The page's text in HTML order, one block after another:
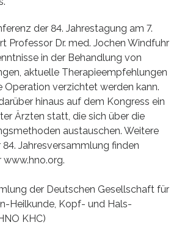
der 84. Jahrestagung am 7.
Professor Dr. med. Jochen Windfuhr
in der Behandlung von
aktuelle Therapieempfehlungen
Operation verzichtet werden kann.
hinaus auf dem Kongress ein
Ärzten statt, die sich über die
austauschen. Weitere
Jahresversammlung finden
www.hno.org.
der Deutschen Gesellschaft für
Heilkunde, Kopf- und Hals-
KHC)